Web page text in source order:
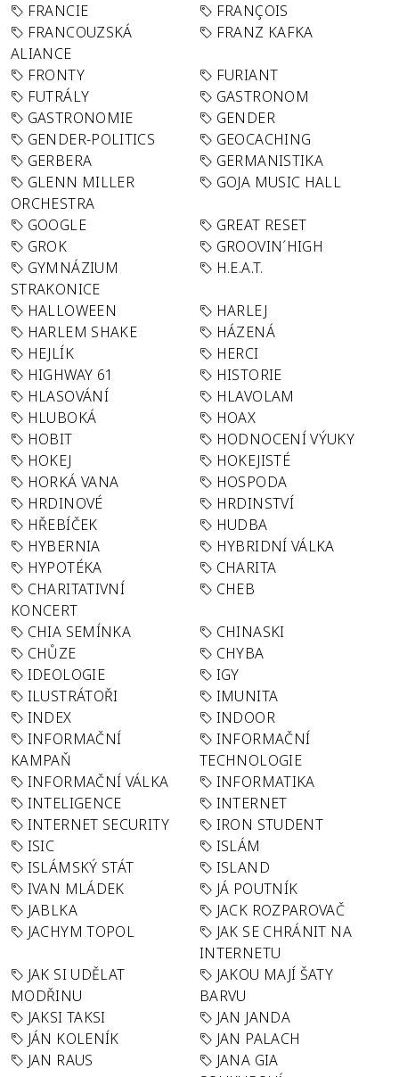
FRANCIE
FRANÇOIS
FRANCOUZSKÁ
ALIANCE
FRANZ KAFKA
FRONTY
FURIANT
FUTRÁLY
GASTRONOM
GASTRONOMIE
GENDER
GENDER-POLITICS
GEOCACHING
GERBERA
GERMANISTIKA
GLENN MILLER
ORCHESTRA
GOJA MUSIC HALL
GOOGLE
GREAT RESET
GROK
GROOVIN´HIGH
GYMNÁZIUM
STRAKONICE
H.E.A.T.
HALLOWEEN
HARLEJ
HARLEM SHAKE
HÁZENÁ
HEJLÍK
HERCI
HIGHWAY 61
HISTORIE
HLASOVÁNÍ
HLAVOLAM
HLUBOKÁ
HOAX
HOBIT
HODNOCENÍ VÝUKY
HOKEJ
HOKEJISTÉ
HORKÁ VANA
HOSPODA
HRDINOVÉ
HRDINSTVÍ
HŘEBÍČEK
HUDBA
HYBERNIA
HYBRIDNÍ VÁLKA
HYPOTÉKA
CHARITA
CHARITATIVNÍ
KONCERT
CHEB
CHIA SEMÍNKA
CHINASKI
CHŮZE
CHYBA
IDEOLOGIE
IGY
ILUSTRÁTOŘI
IMUNITA
INDEX
INDOOR
INFORMAČNÍ
KAMPAŇ
INFORMAČNÍ
TECHNOLOGIE
INFORMAČNÍ VÁLKA
INFORMATIKA
INTELIGENCE
INTERNET
INTERNET SECURITY
IRON STUDENT
ISIC
ISLÁM
ISLÁMSKÝ STÁT
ISLAND
IVAN MLÁDEK
JÁ POUTNÍK
JABLKA
JACK ROZPAROVAČ
JACHYM TOPOL
JAK SE CHRÁNIT NA
INTERNETU
JAK SI UDĚLAT
MODŘINU
JAKOU MAJÍ ŠATY
BARVU
JAKSI TAKSI
JAN JANDA
JÁN KOLENÍK
JAN PALACH
JAN RAUS
JANA GIA